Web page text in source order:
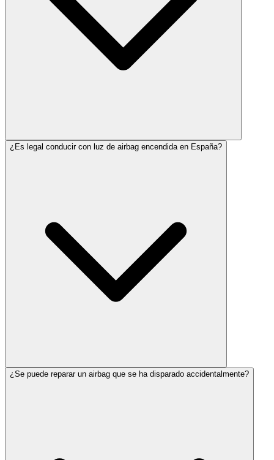
¿Es legal conducir con luz de airbag encendida en España?
¿Se puede reparar un airbag que se ha disparado accidentalmente?